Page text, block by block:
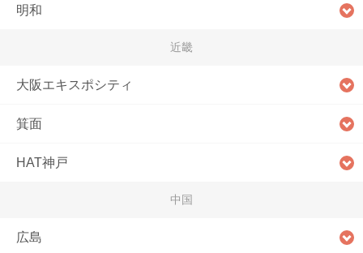
明和
近畿
大阪エキスポシティ
箕面
HAT神戸
中国
広島